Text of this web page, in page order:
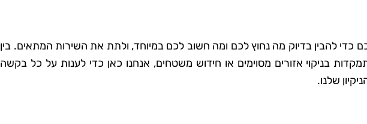
כדי להבין בדיוק מה נחוץ לכם ומה חשוב לכם במיוחד, ולתת את השירות המתאים. בין
בניקוי אזורים מסוימים או חידוש משטחים, אנחנו כאן כדי לענות על כל בקשה
שלנו.